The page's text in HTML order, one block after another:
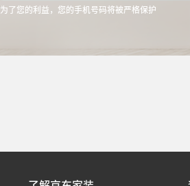
为了您的利益，您的手机号码将被严格保护